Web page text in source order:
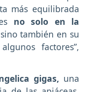
más equilibrada
no solo en la
sino también en su
factores”,
gigas, una